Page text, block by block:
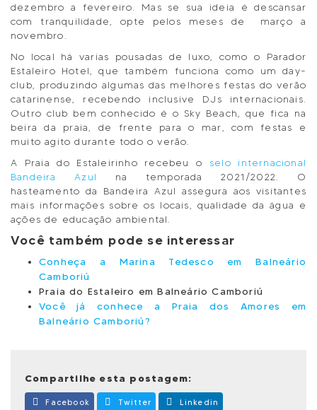
dezembro a fevereiro. Mas se sua ideia é descansar
com tranquilidade, opte pelos meses de março a
novembro.
No local há varias pousadas de luxo, como o Parador
Estaleiro Hotel, que também funciona como um day-
club, produzindo algumas das melhores festas do verão
catarinense, recebendo inclusive DJs internacionais.
Outro club bem conhecido é o Sky Beach, que fica na
beira da praia, de frente para o mar, com festas e
muito agito durante todo o verão.
A Praia do Estaleirinho recebeu o selo internacional
Bandeira Azul
na temporada 2021/2022. O
hasteamento da Bandeira Azul assegura aos visitantes
mais informações sobre os locais, qualidade da água e
ações de educação ambiental.
Você também pode se interessar
Conheça a Marina Tedesco em Balneário
Camboriú
Praia do Estaleiro em Balneário Camboriú
Você já conhece a Praia dos Amores em
Balneário Camboriú?
Compartilhe esta postagem:
Facebook Twitter Linkedin